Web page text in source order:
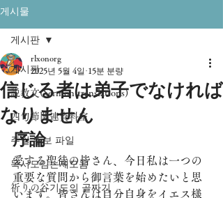
게시물
게시판
説教文(Sermon translations)
四旬節関連資料室
주일 주보 파일
독서모임논제모음
祈りの谷기도의 골짜기
게시판
信じる者は弟子でなければ
なりません
rlxonorg
2025년 5월 4일 15분 분량
序論
愛する聖徒の皆さん、今日私は一つの
重要な質問から御言葉を始めたいと思
います。皆さんは自分自身をイエス様